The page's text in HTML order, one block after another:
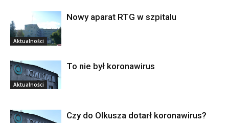
Aktualności
Nowy aparat RTG w szpitalu
Aktualności
To nie był koronawirus
Czy do Olkusza dotarł koronawirus?